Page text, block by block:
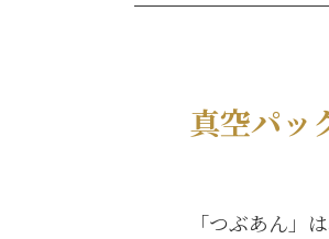
真空パッ
「つぶあん」